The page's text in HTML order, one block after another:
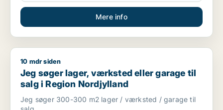
Mere info
Jeg søger lager, værksted eller garage til salg i Region
10 mdr siden
Jeg søger lager, værksted eller garage til
salg i Region Nordjylland
Jeg søger 300-300 m2 lager / værksted / garage til